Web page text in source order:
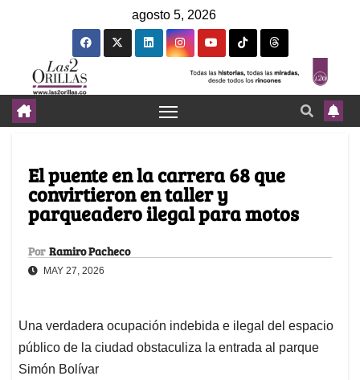
agosto 5, 2026
El puente en la carrera 68 que
convirtieron en taller y
parqueadero ilegal para motos
Por Ramiro Pacheco
MAY 27, 2026
Una verdadera ocupación indebida e ilegal del espacio
público de la ciudad obstaculiza la entrada al parque
Simón Bolívar